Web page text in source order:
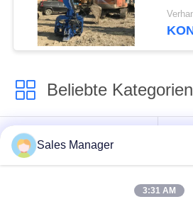
Beliebte Kategorien
Hydraulische Ramme
Sales Manager
3:31 AM